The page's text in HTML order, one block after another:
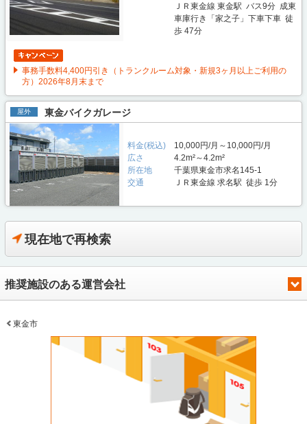
ＪＲ東金線 東金駅 バス9分 成東
車庫行き「家之子」下車下車 徒
歩 47分
事務手数料4,400円引き（トランクルーム対象・新規3ヶ月以上ご利用の
方）2026年8月末まで
屋外 東金バイクガレージ
料金(税込)
10,000円/月～10,000円/月
広さ
4.2m²～4.2m²
所在地
千葉県東金市求名145-1
交通
ＪＲ東金線 求名駅 徒歩 1分
現在地で再検索
推奨施設のある運営会社
東金市